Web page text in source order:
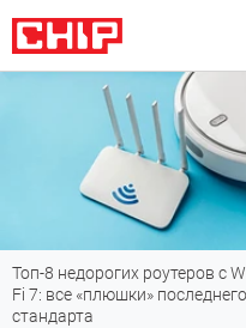
с Wi-
7
отлично